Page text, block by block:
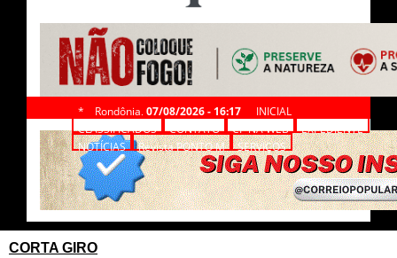
* Rondônia, 07/08/2026 - 16:17
INICIAL
CLASSIFICADOS
CONTATO CP NA WEB
EXPEDIENTE
NOTÍCIAS
Revista PONTO M SERVIÇOS
CORTA GIRO